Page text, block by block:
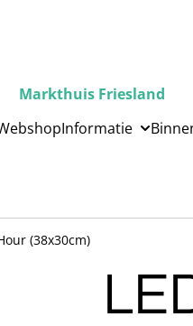
Markthuis Friesland
Informatie
(38x30cm)